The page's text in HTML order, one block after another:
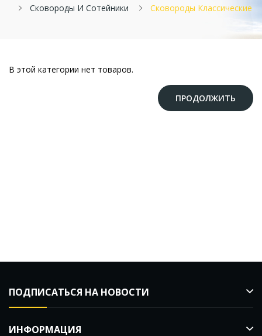
Сковороды И Сотейники
Сковороды Классические
В этой категории нет товаров.
ПРОДОЛЖИТЬ
ПОДПИСАТЬСЯ НА НОВОСТИ
ИНФОРМАЦИЯ